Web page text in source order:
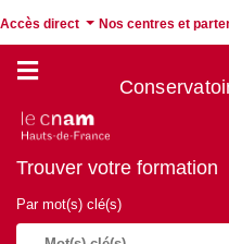
Accès direct Nos centres et
Trouver votre formation
Par mot(s) clé(s)